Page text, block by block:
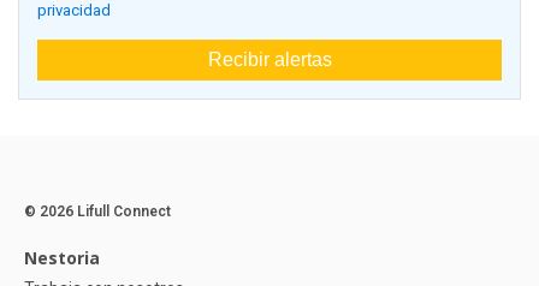
privacidad
Recibir alertas
© 2026 Lifull Connect
Nestoria